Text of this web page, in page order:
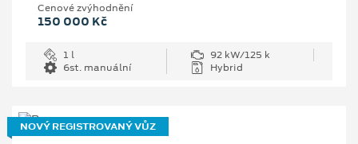
Cenové zvýhodnění
150 000 Kč
1 l
92 kW/125 k
6st. manuální
Hybrid
NOVÝ REGISTROVANÝ VŮZ